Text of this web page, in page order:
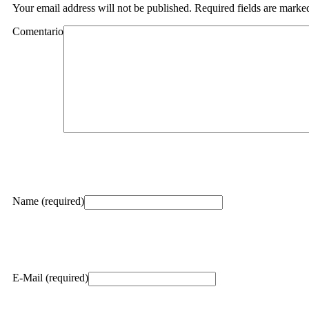
Your email address will not be published. Required fields are
Name (required)
E-Mail (required)
Comentario